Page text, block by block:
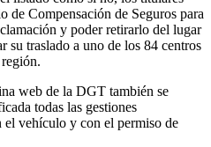
de Compensación de Seguros para
y poder retirarlo del lugar
su traslado a uno de los 84 centros
web de la DGT también se
todas las gestiones
el vehículo y con el permiso de